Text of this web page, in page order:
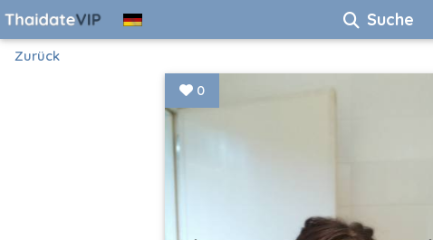
Suche
Zurück
0